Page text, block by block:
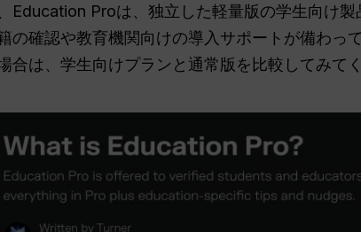
Education Proは、独立した軽量版の学生向け
の確認や教育機関向けの導入サポートが備わっ
合は、学生向けプランと通常版を比較してみて